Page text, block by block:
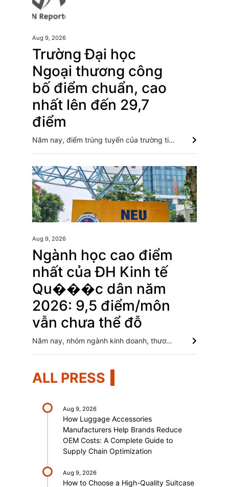
Aug 9, 2026
Trường Đại học
Ngoại thương công
bố điểm chuẩn, cao
nhất lên đến 29,7
điểm
Năm nay, điểm trúng tuyển của trường tiếp tục duy trì ở mức cao. Mức điểm cao nhất là 29,7 điểm đối với Chương trình tiên tiến Kinh tế đối ngoại. Nhiều ngành có điểm từ 28 điểm trở lên. Điểm chuẩn Đại học Bách khoa Hà Nội lập đỉnh với 29,54 điểm Điểm chuẩn Đại học Kinh tế quốc dân cao nhất lên đến trên 9,6 điểm mỗi môn Các trường đại học bắt đầu công bố điểm chuẩn xét tuyển năm 2026
Aug 9, 2026
Ngành học cao điểm
nhất của ĐH Kinh tế
Qu���c dân năm
2026: 9,5 điểm/môn
vẫn chưa thể đỗ
Năm nay, nhóm ngành kinh doanh, thương mại, logistics, kiểm toán và kinh tế quốc tế nằm ở top đầu về điểm chuẩn của ĐH Kinh tế Quốc dân.
ALL PRESS
Aug 9, 2026
How Luggage Accessories
Manufacturers Help Brands Reduce
OEM Costs: A Complete Guide to
Supply Chain Optimization
Aug 9, 2026
How to Choose a High-Quality Suitcase